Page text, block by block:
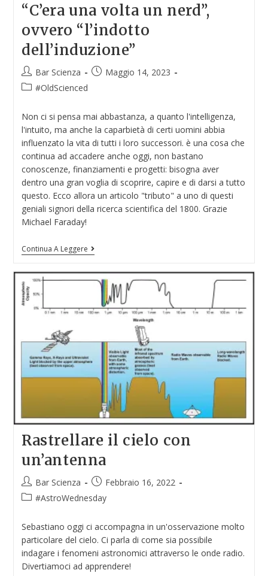
“C’era una volta un nerd”,
ovvero “l’indotto
dell’induzione”
Bar Scienza
Maggio 14, 2023
#OldScienced
Non ci si pensa mai abbastanza, a quanto l'intelligenza,
l'intuito, ma anche la caparbietà di certi uomini abbia
influenzato la vita di tutti i loro successori. è una cosa che
continua ad accadere anche oggi, non bastano
conoscenze, finanziamenti e progetti: bisogna aver
dentro una gran voglia di scoprire, capire e di darsi a tutto
questo. Ecco allora un articolo "tributo" a uno di questi
geniali signori della ricerca scientifica del 1800. Grazie
Michael Faraday!
Continua A Leggere
Rastrellare il cielo con
un’antenna
Bar Scienza
Febbraio 16, 2022
#AstroWednesday
Sebastiano oggi ci accompagna in un'osservazione molto
particolare del cielo. Ci parla di come sia possibile
indagare i fenomeni astronomici attraverso le onde radio.
Divertiamoci ad apprendere!